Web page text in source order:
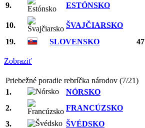
9.
ESTÓNSKO
10. ŠVAJČIARSKO
19.
SLOVENSKO 47
Zobraziť
Priebežné poradie rebríčka národov (7/21)
1.
NÓRSKO
2.
FRANCÚZSKO
3.
ŠVÉDSKO